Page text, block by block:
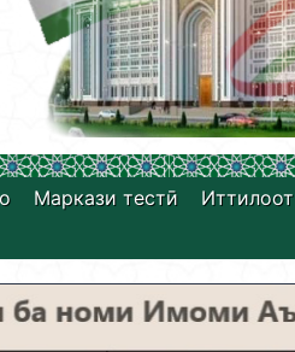
Маркази тестӣ Иттилоот